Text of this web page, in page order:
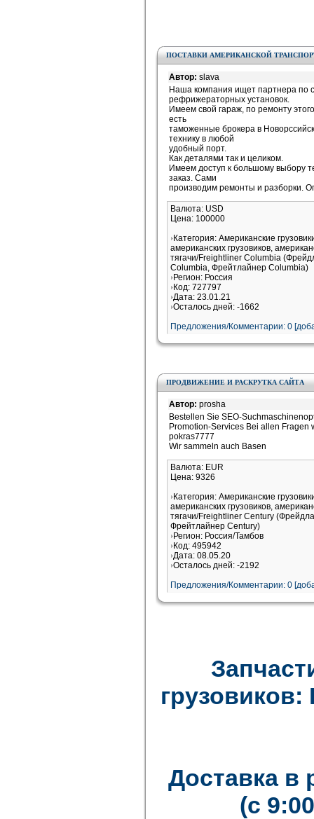
ПОСТАВКИ АМЕРИКАНСКОЙ
Автор: slava
Наша компания ищет партнера по
рефрижераторных установок.
Имеем свой гараж, по ремонту
есть
таможенные брокера в
технику в любой
удобный порт.
Как деталями так и целиком.
Имеем доступ к большому выбору
заказ. Сами
производим ремонты и разборки.
Валюта: USD
Цена: 100000
Категория: Американские
американских грузовиков,
тягачи/Freightliner Columbia
Columbia, Фрейтлайнер Columbia)
Регион: Россия
Код: 727797
Дата: 23.01.21
Осталось дней: -1662
Предложения/Комментарии: 0
ПРОДВИЖЕНИЕ И РАСКРУТКА САЙТА
Автор: prosha
Bestellen Sie SEO-
Promotion-Services Bei allen
pokras7777
Wir sammeln auch Basen
Валюта: EUR
Цена: 9326
Категория: Американские
американских грузовиков,
тягачи/Freightliner Century
Фрейтлайнер Century)
Регион: Россия/Тамбов
Код: 495942
Дата: 08.05.20
Осталось дней: -2192
Предложения/Комментарии: 0
Доставка в
(с